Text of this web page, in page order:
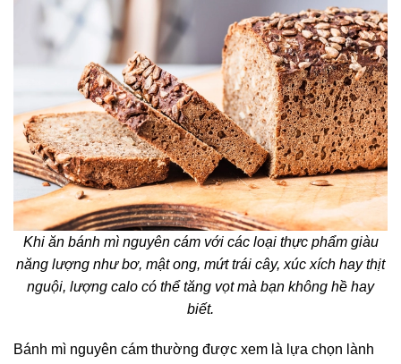
Khi ăn bánh mì nguyên cám với các loại thực phẩm giàu
năng lượng như bơ, mật ong, mứt trái cây, xúc xích hay thịt
nguội, lượng calo có thể tăng vọt mà bạn không hề hay
biết.
Bánh mì nguyên cám thường được xem là lựa chọn lành